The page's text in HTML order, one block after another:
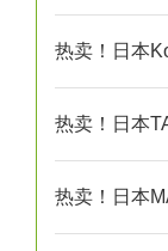
热卖！日本
热卖！日本
热卖！日本